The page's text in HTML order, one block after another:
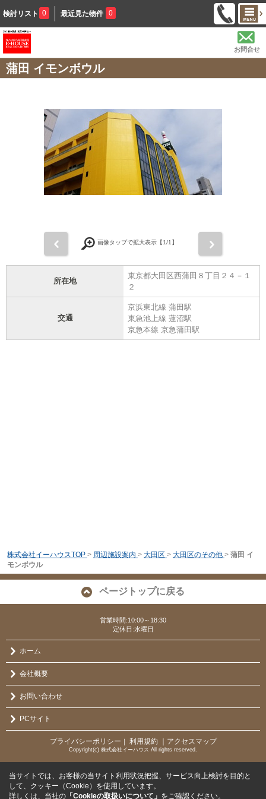
検討リスト 0 最近見た物件 0
お問合せ
蒲田 イモンボウル
画像タップで拡大表示【1/1】
所在地
東京都大田区西蒲田８丁目２４－１
２
交通
京浜東北線 蒲田駅
東急池上線 蓮沼駅
京急本線 京急蒲田駅
株式会社イーハウスTOP > 周辺施設案内 > 大田区 > 大田区のその他 > 蒲田 イ
モンボウル
ページトップに戻る
営業時間:10:00～18:30
定休日:水曜日
ホーム
会社概要
お問い合わせ
PCサイト
プライバシーポリシー ｜ 利用規約 ｜アクセスマップ
Copyright(c) 株式会社イーハウス All rights reserved.
当サイトでは、お客様の当サイト利用状況把握、サービス向上検討を目的と
して、クッキー（Cookie）を使用しています。
詳しくは、当社の 「Cookieの取扱いについて」 をご確認ください。